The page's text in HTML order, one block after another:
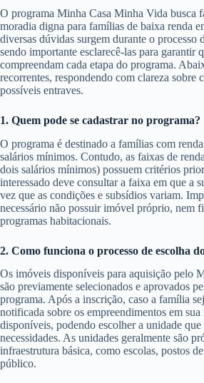
O programa Minha Casa Minha Vida busca
moradia digna para famílias de baixa renda
diversas dúvidas surgem durante o processo
sendo importante esclarecê-las para garantir
compreendam cada etapa do programa.
recorrentes, respondendo com clareza sobre
possíveis entraves.
1. Quem pode se cadastrar no programa?
O programa é destinado a famílias com
salários mínimos. Contudo, as faixas de
dois salários mínimos) possuem critérios
interessado deve consultar a faixa em que a
vez que as condições e subsídios variam.
necessário não possuir imóvel próprio, nem
programas habitacionais.
2. Como funciona o processo de escolha
Os imóveis disponíveis para aquisição pelo
são previamente selecionados e aprovados
programa. Após a inscrição, caso a família
notificada sobre os empreendimentos em sua
disponíveis, podendo escolher a unidade que
necessidades. As unidades geralmente são
infraestrutura básica, como escolas, postos
público.